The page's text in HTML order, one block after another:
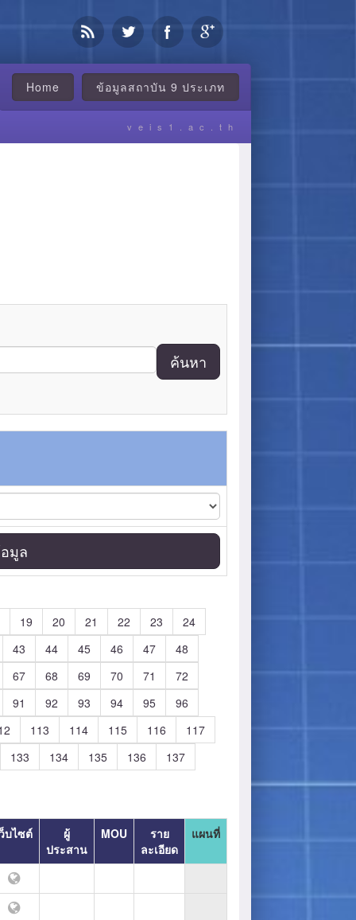
veis1.ac.th
Home ข้อมูลสถาบัน 9 ประเภท
ค้นหา
มูล
19 20 21 22 23
24
43
44 45 46 47
48
67
68 69 70 71
72
91
92 93 94 95
96
113 114 115 116
117
133
134 135 136 137
บไซต์
ผู้
ประสาน
MOU
ราย
ละเอียด
แผนที่